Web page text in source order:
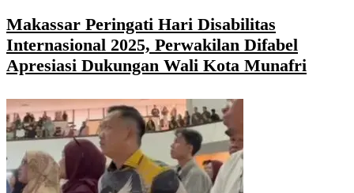
Makassar Peringati Hari Disabilitas
Internasional 2025, Perwakilan Difabel
Apresiasi Dukungan Wali Kota Munafri